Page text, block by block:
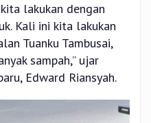
lakukan dengan
Kali ini kita lakukan
Tuanku Tambusai,
sampah,” ujar
Edward Riansyah.